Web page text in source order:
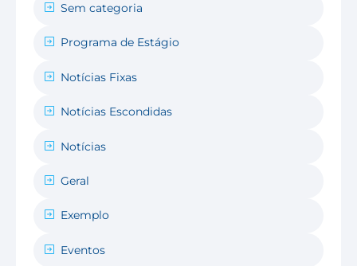
Sem categoria
Programa de Estágio
Notícias Fixas
Notícias Escondidas
Notícias
Geral
Exemplo
Eventos